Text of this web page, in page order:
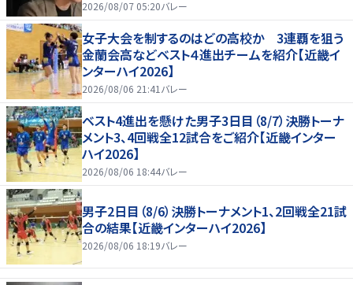
2026/08/07 05:20バレー
女子大会を制するのはどの高校か 3連覇を狙う
金蘭会高などベスト４進出チームを紹介【近畿イ
ンターハイ2026】
2026/08/06 21:41 バレー
ベスト4進出を懸けた男子3日目（8/7）決勝トーナ
メント3、4回戦全12試合をご紹介【近畿インター
ハイ2026】
2026/08/06 18:44バレー
男子2日目（8/6）決勝トーナメント1、2回戦全21試
合の結果【近畿インターハイ2026】
2026/08/06 18:19バレー